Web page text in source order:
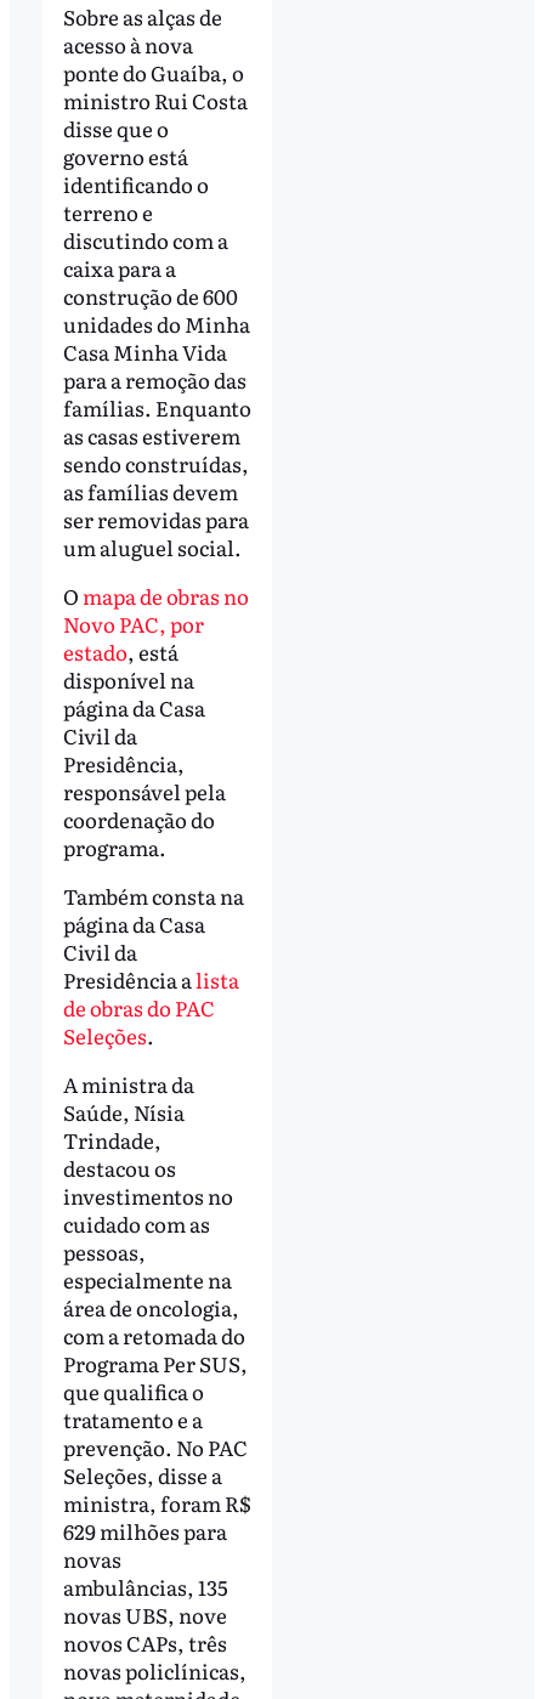
Sobre as alças de
acesso à nova
ponte do Guaíba, o
ministro Rui Costa
disse que o
governo está
identificando o
terreno e
discutindo com a
caixa para a
construção de 600
unidades do Minha
Casa Minha Vida
para a remoção das
famílias. Enquanto
as casas estiverem
sendo construídas,
as famílias devem
ser removidas para
um aluguel social.
O mapa de obras no
Novo PAC, por
estado, está
disponível na
página da Casa
Civil da
Presidência,
responsável pela
coordenação do
programa.
Também consta na
página da Casa
Civil da
Presidência alista
de obras do PAC
Seleções.
A ministra da
Saúde, Nísia
Trindade,
destacou os
investimentos no
cuidado com as
pessoas,
especialmente na
área de oncologia,
com a retomada do
Programa Per SUS,
que qualifica o
tratamento e a
prevenção. No PAC
Seleções, disse a
ministra, foram R$
629 milhões para
novas
ambulâncias, 135
novas UBS, nove
novos CAPs, três
novas policlínicas,